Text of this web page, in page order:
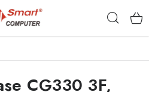
CG330 3F,